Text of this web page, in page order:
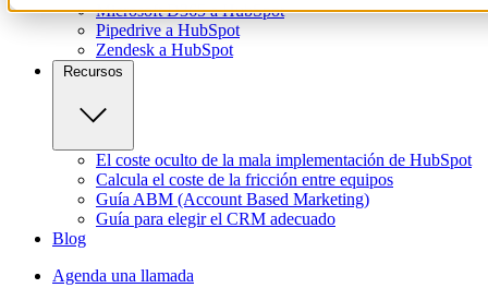
Microsoft D365 a HubSpot
Pipedrive a HubSpot
Zendesk a HubSpot
Recursos
El coste oculto de la mala implementación de HubSpot
Calcula el coste de la fricción entre equipos
Guía ABM (Account Based Marketing)
Guía para elegir el CRM adecuado
Blog
Agenda una llamada